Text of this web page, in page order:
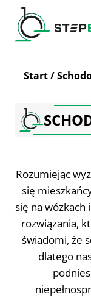
Przejdź
treści
Start/
Rozumiejąc
się
się na wózkach
rozwiązania,
świadomi, że
dlatego